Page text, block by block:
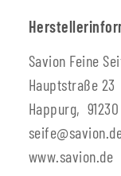
Savion Feine
Hauptstraße 23
Happurg, 91230
www.savion.de